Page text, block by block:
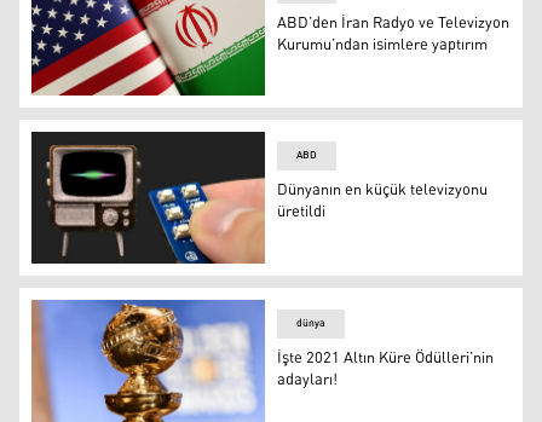
ABD’den İran Radyo ve Televizyon Kurumu’ndan
ABD’den İran Radyo ve Televizyon
Kurumu’ndan isimlere yaptırım
Dünyanın en küçük televizyonu üretildi
ABD
Dünyanın en küçük televizyonu
üretildi
dünya
İşte 2021 Altın Küre Ödülleri’nin
adayları!